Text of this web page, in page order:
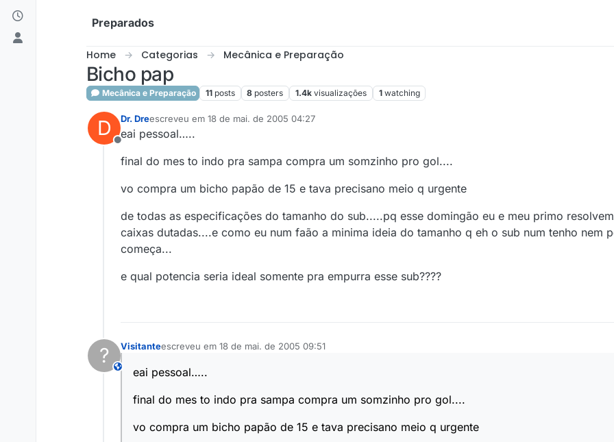
Skip to content
Preparados
Home Categorias Mecânica e Preparação
Bicho pap
Mecânica e Preparação 11 posts 8 posters 1.4k visualizações 1 watching
D
Offline
Dr. Dreescreveu em 18 de mai. de 2005 04:27
última edição por
eai pessoal…..
final do mes to indo pra sampa compra um somzinho pro gol....
vo compra um bicho papão de 15 e tava precisano meio q urgente
de todas as especificações do tamanho do sub.....pq esse domingão eu e meu primo
caixas dutadas....e como eu num faão a minima ideia do tamanho q eh o sub num tenho nem
começa...
e qual potencia seria ideal somente pra empurra esse sub????
? This user is from outside of this forum
Visitanteescreveu em 18 de mai. de 2005 09:51
última edição por
eai pessoal…..
final do mes to indo pra sampa compra um somzinho pro gol....
vo compra um bicho papão de 15 e tava precisano meio q urgente